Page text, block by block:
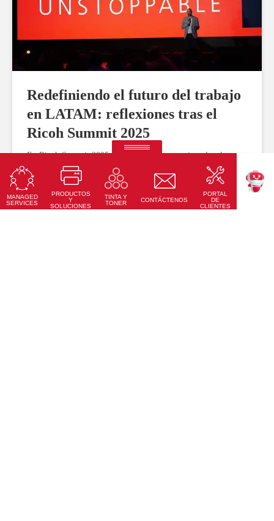
Redefiniendo el futuro del trabajo
en LATAM: reflexiones tras el
Ricoh Summit 2025
En Ricoh Summit 2025 reunimos líderes para impulsar la
transformación digital en LATAM: innovación, seguridad,
automatización y talento humano para un futuro laboral más
eficiente y sostenible.
MANAGED
SERVICES
PRODUCTOS
Y
SOLUCIONES
TINTA Y
TONER
CONTÁCTENOS
PORTAL
DE
CLIENTES
La plataforma predictiva de aprobación de crédito con IA
Leer Más